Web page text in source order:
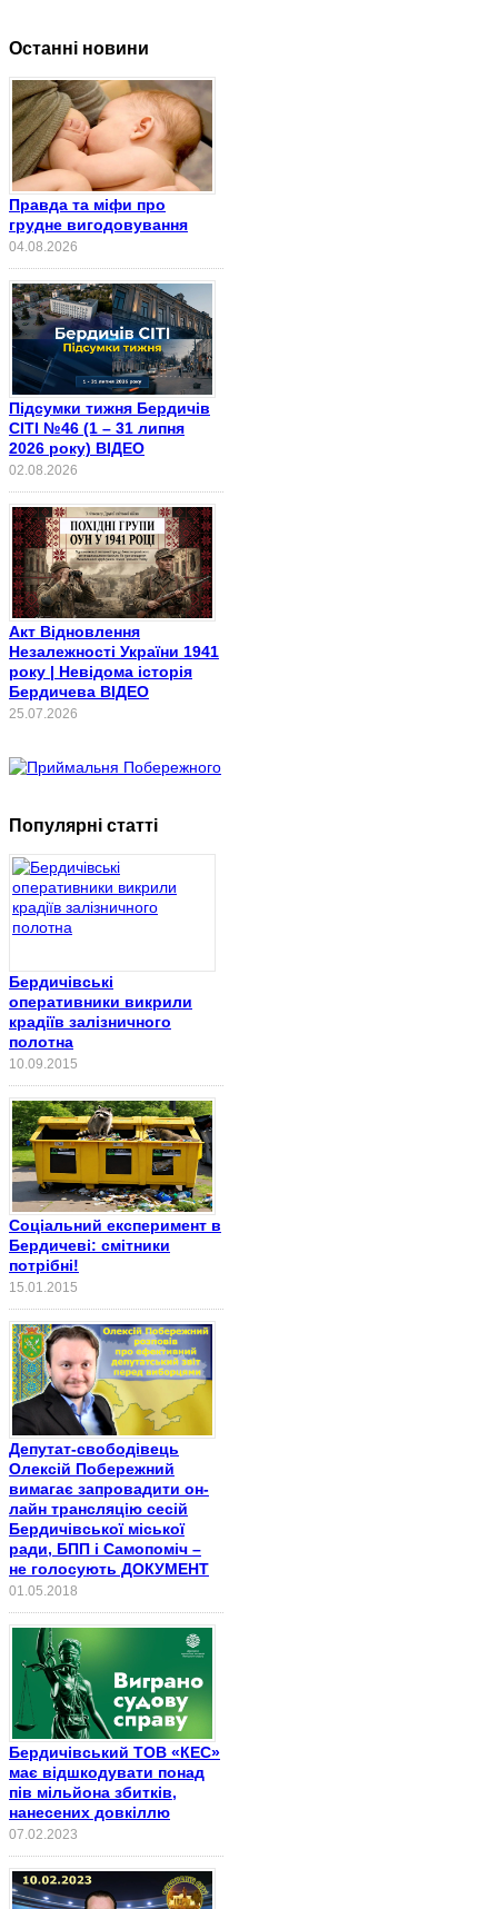
Останні новини
Правда та міфи про
грудне вигодовування
04.08.2026
Підсумки тижня Бердичів
СІТІ №46 (1 – 31 липня
2026 року) ВІДЕО
02.08.2026
Акт Відновлення
Незалежності України 1941
року | Невідома історія
Бердичева ВІДЕО
25.07.2026
Популярні статті
Бердичівські
оперативники викрили
крадіїв залізничного
полотна
10.09.2015
Соціальний експеримент в
Бердичеві: смітники
потрібні!
15.01.2015
Депутат-свободівець
Олексій Побережний
вимагає запровадити он-
лайн трансляцію сесій
Бердичівської міської
ради, БПП і Самопоміч –
не голосують ДОКУМЕНТ
01.05.2018
Бердичівський ТОВ «КЕС»
має відшкодувати понад
пів мільйона збитків,
нанесених довкіллю
07.02.2023